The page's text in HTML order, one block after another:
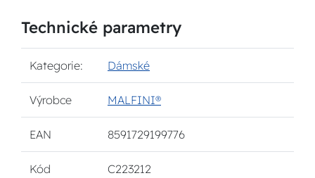
Technické parametry
Kategorie: Dámské
Výrobce MALFINI®
EAN 8591729199776
Kód
C223212